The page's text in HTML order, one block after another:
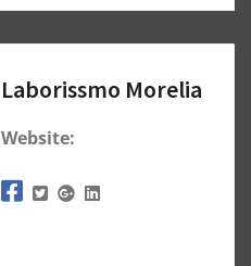
Laborissmo Morelia
Website: